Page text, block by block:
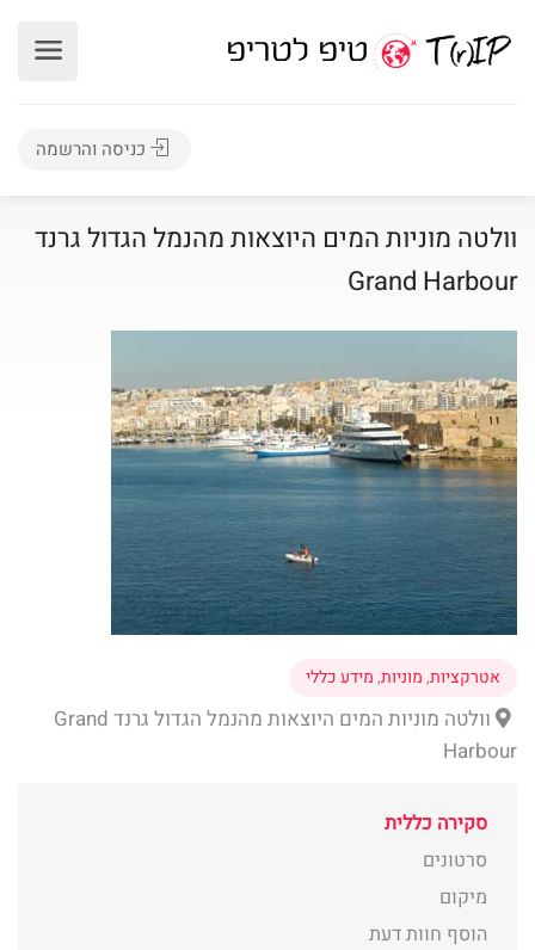
כניסה והרשמה
וולטה מוניות המים היוצאות מהנמל הגדול גרנד
Grand Harbour
אטרקציות,מוניות,מידע כללי
וולטה מוניות המים היוצאות מהנמל הגדול גרנד Grand
Harbour
סקירה כללית
סרטונים
מיקום
הוסף חוות דעת